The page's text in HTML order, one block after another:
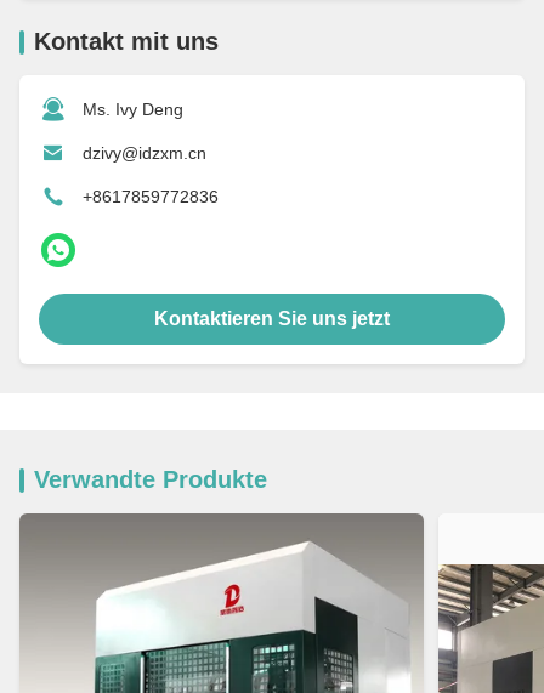
Kontakt mit uns
Ms. Ivy Deng
dzivy@idzxm.cn
+8617859772836
Kontaktieren Sie uns jetzt
Verwandte Produkte